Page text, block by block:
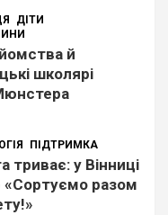
ДІТИ
й
школярі
ПІДТРИМКА
триває: у Вінниці
«Сортуємо разом